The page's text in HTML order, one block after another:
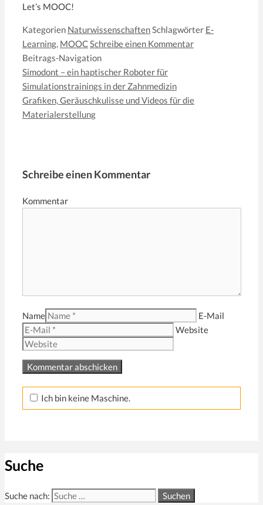
Let’s MOOC!
Kategorien NaturwissenschaftenSchlagwörter E-
Learning, MOOCSchreibe einen Kommentar
Beitrags-Navigation
Simodont – ein haptischer Roboter für
Simulationstrainings in der Zahnmedizin
Grafiken, Geräuschkulisse und Videos für die
Materialerstellung
Schreibe einen Kommentar
Kommentar
Name
E-Mail
Website
Ich bin keine Maschine.
Suche
Suche nach: